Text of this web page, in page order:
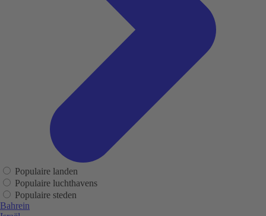
Populaire landen
Populaire luchthavens
Populaire steden
Bahrein